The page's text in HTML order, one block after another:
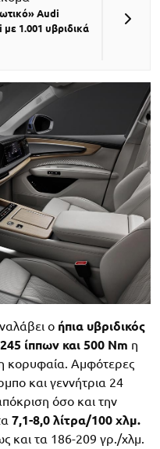
Audi
1.001 υβριδικά
o ήπια υβριδικός
245 ίππων και 500 Nm η
κορυφαία. Αμφότερες
και γεννήτρια 24
όσο και την
7,1-8,0 λίτρα/100 χλμ.
και τα 186-209 γρ./χλμ.